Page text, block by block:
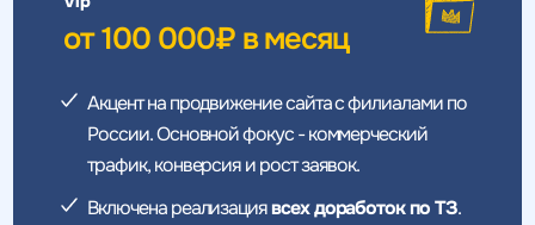
от 100 000₽ в месяц
Акцент на продвижение сайта с филиалами по
России. Основной фокус - коммерческий
трафик, конверсия и рост заявок.
Включена реализациявсех доработок по ТЗ.